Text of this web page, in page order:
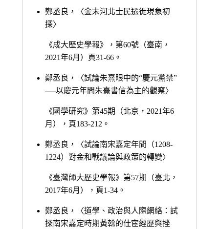
鄭丞良，〈金末河北士民遷徙現象初
探〉
《成大歷史學報》，第60號（臺南，
2021年6月）頁31-66。
鄭丞良，〈試論朱熹眼中的“慶元黨禁”
──以慶元年間朱熹書信為主的觀察〉
《國學研究》第45期（北京，2021年6
月），頁183-212。
鄭丞良，〈試論南宋嘉定年間（1208-
1224）對金和戰議論與政策的轉變〉
《臺灣師大歷史學報》第57期（臺北，
2017年6月），頁1-34。
鄭丞良，〈道學、政治與人際網絡：試
探南宋嘉定時期黃榦的仕宦經歷與挫